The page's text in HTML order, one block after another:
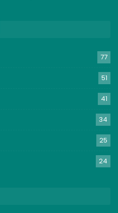
77
51
41
34
25
24